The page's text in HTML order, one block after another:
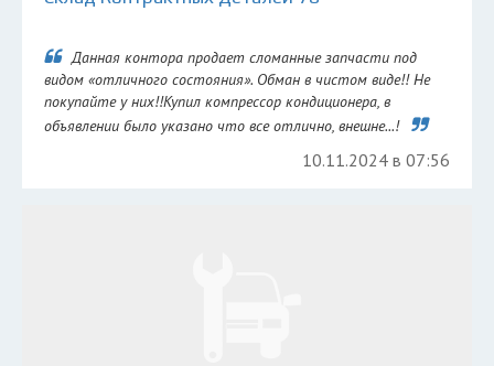
Данная контора продает сломанные запчасти под
видом «отличного состояния». Обман в чистом виде!! Не
покупайте у них!!Купил компрессор кондиционера, в
объявлении было указано что все отлично, внешне...!
10.11.2024 в 07:56